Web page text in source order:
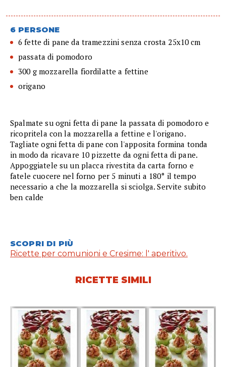
6 PERSONE
6 fette di pane da tramezzini senza crosta 25x10 cm
passata di pomodoro
300 g mozzarella fiordilatte a fettine
origano
Spalmate su ogni fetta di pane la passata di pomodoro e
ricopritela con la mozzarella a fettine e l'origano.
Tagliate ogni fetta di pane con l'apposita formina tonda
in modo da ricavare 10 pizzette da ogni fetta di pane.
Appoggiatele su un placca rivestita da carta forno e
fatele cuocere nel forno per 5 minuti a 180° il tempo
necessario a che la mozzarella si sciolga. Servite subito
ben calde
SCOPRI DI PIÙ
Ricette per comunioni e Cresime: l' aperitivo.
RICETTE SIMILI